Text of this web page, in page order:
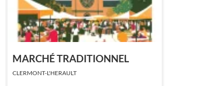
MARCHÉ TRADITIONNEL
CLERMONT-L'HERAULT